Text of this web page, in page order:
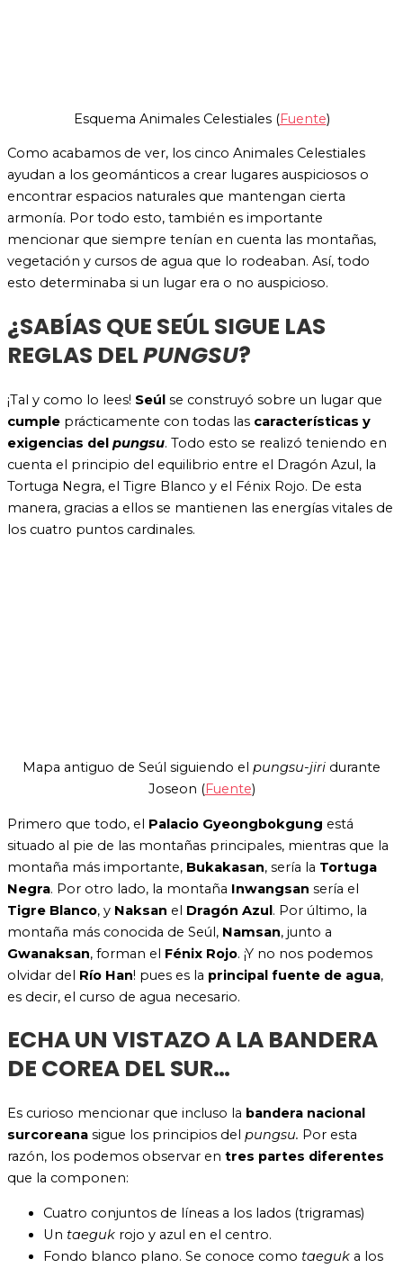
Esquema Animales Celestiales (Fuente)
Como acabamos de ver, los cinco Animales Celestiales
ayudan a los geománticos a crear lugares auspiciosos o
encontrar espacios naturales que mantengan cierta
armonía. Por todo esto, también es importante
mencionar que siempre tenían en cuenta las montañas,
vegetación y cursos de agua que lo rodeaban. Así, todo
esto determinaba si un lugar era o no auspicioso.
¿SABÍAS QUE SEÚL SIGUE LAS
REGLAS DELPUNGSU?
¡Tal y como lo lees! Seúl se construyó sobre un lugar que
cumple prácticamente con todas las características y
exigencias del pungsu. Todo esto se realizó teniendo en
cuenta el principio del equilibrio entre el Dragón Azul, la
Tortuga Negra, el Tigre Blanco y el Fénix Rojo. De esta
manera, gracias a ellos se mantienen las energías vitales de
los cuatro puntos cardinales.
Mapa antiguo de Seúl siguiendo el pungsu-jiri durante
Joseon (Fuente)
Primero que todo, el Palacio Gyeongbokgung está
situado al pie de las montañas principales, mientras que la
montaña más importante, Bukakasan, sería la Tortuga
Negra. Por otro lado, la montaña Inwangsan sería el
Tigre Blanco, y Naksan el Dragón Azul. Por último, la
montaña más conocida de Seúl, Namsan, junto a
Gwanaksan, forman el Fénix Rojo. ¡Y no nos podemos
olvidar del Río Han! pues es la principal fuente de agua,
es decir, el curso de agua necesario.
ECHA UN VISTAZO A LA BANDERA
DE COREA DEL SUR…
Es curioso mencionar que incluso la bandera nacional
surcoreana sigue los principios del pungsu. Por esta
razón, los podemos observar en tres partes diferentes
que la componen:
Cuatro conjuntos de líneas a los lados (trigramas)
Un taeguk rojo y azul en el centro.
Fondo blanco plano. Se conoce como taeguk a los